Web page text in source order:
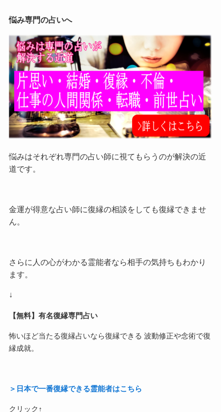
悩み専門の占いへ
悩みはそれぞれ専門の占い師に視てもらうのが解決の近
道です。
金運が得意な占い師に復縁の相談をしても復縁できませ
ん。
さらに人の心がわかる霊能者なら相手の気持ちもわかり
ます。
↓
【無料】有名復縁専門占い
怖いほど当たる復縁占いなら復縁できる 波動修正や念術で復
縁成就。
＞日本で一番復縁できる霊能者はこちら
クリック↑